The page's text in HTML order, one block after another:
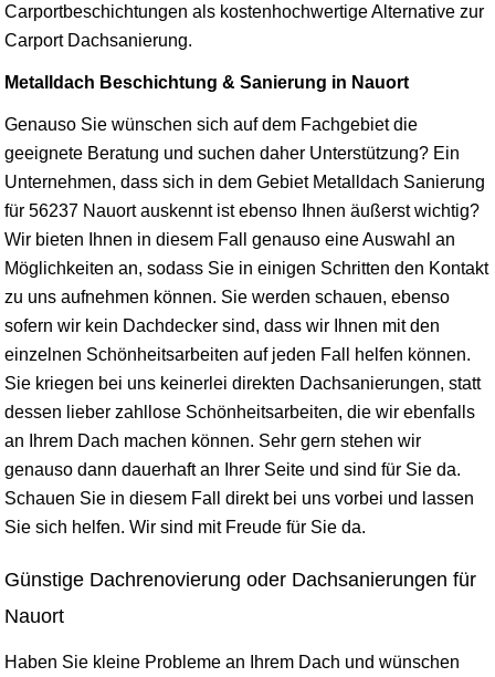
Carportbeschichtungen als kostenhochwertige Alternative zur
Carport Dachsanierung.
Metalldach Beschichtung & Sanierung in Nauort
Genauso Sie wünschen sich auf dem Fachgebiet die
geeignete Beratung und suchen daher Unterstützung? Ein
Unternehmen, dass sich in dem Gebiet Metalldach Sanierung
für 56237 Nauort auskennt ist ebenso Ihnen äußerst wichtig?
Wir bieten Ihnen in diesem Fall genauso eine Auswahl an
Möglichkeiten an, sodass Sie in einigen Schritten den Kontakt
zu uns aufnehmen können. Sie werden schauen, ebenso
sofern wir kein Dachdecker sind, dass wir Ihnen mit den
einzelnen Schönheitsarbeiten auf jeden Fall helfen können.
Sie kriegen bei uns keinerlei direkten Dachsanierungen, statt
dessen lieber zahllose Schönheitsarbeiten, die wir ebenfalls
an Ihrem Dach machen können. Sehr gern stehen wir
genauso dann dauerhaft an Ihrer Seite und sind für Sie da.
Schauen Sie in diesem Fall direkt bei uns vorbei und lassen
Sie sich helfen. Wir sind mit Freude für Sie da.
Günstige Dachrenovierung oder Dachsanierungen für
Nauort
Haben Sie kleine Probleme an Ihrem Dach und wünschen